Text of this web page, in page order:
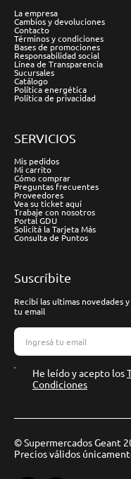
La empresa
Cambios y devoluciones
Contacto
Términos y condiciones
Bases de promociones
Responsabilidad social
Línea de Transparencia
Sucursales
Catálogo
Política energética
Política de privacidad
SERVICIOS
Mis pedidos
Mi carrito
Cómo comprar
Preguntas frecuentes
Proveedores
Vea su ticket aquí
Trabaje con nosotros
Portal GDU
Solicitá la Tarjeta Más
Consulta de Puntos
Suscríbite
Recibí las ultimas novedades
tu email
He leído y acepto los
Condiciones
© Supermercados Geant
Precios válidos